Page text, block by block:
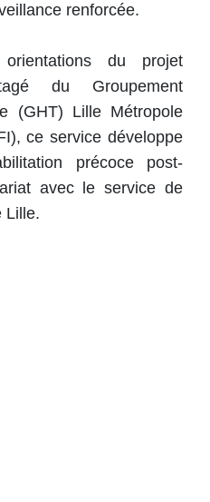
renforcée.
du projet
du Groupement
(GHT) Lille Métropole
ce service développe
précoce post-
avec le service de
Lille.